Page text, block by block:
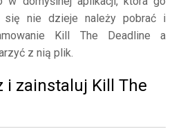
się nie dzieje należy pobrać i
Kill The Deadline a
z nią plik.
i zainstaluj Kill The